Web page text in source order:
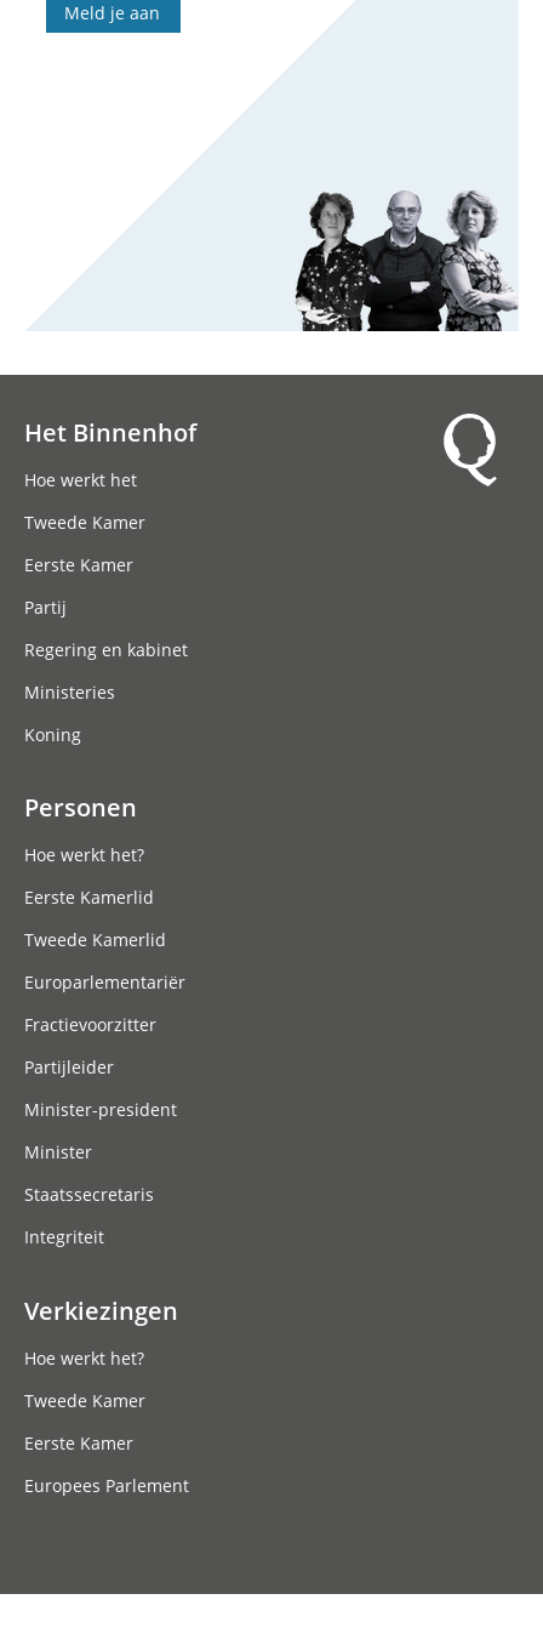
Meld je aan
Het Binnenhof
Hoe werkt het
Tweede Kamer
Eerste Kamer
Partij
Regering en kabinet
Ministeries
Koning
Personen
Hoe werkt het?
Eerste Kamerlid
Tweede Kamerlid
Europarlementariër
Fractievoorzitter
Partijleider
Minister-president
Minister
Staatssecretaris
Integriteit
Verkiezingen
Hoe werkt het?
Tweede Kamer
Eerste Kamer
Europees Parlement